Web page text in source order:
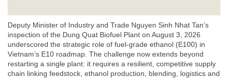
Deputy Minister of Industry and Trade Nguyen Sinh Nhat Tan’s
inspection of the Dung Quat Biofuel Plant on August 3, 2026
underscored the strategic role of fuel-grade ethanol (E100) in
Vietnam’s E10 roadmap. The challenge now extends beyond
restarting a single plant: it requires a resilient, competitive supply
chain linking feedstock, ethanol production, blending, logistics and